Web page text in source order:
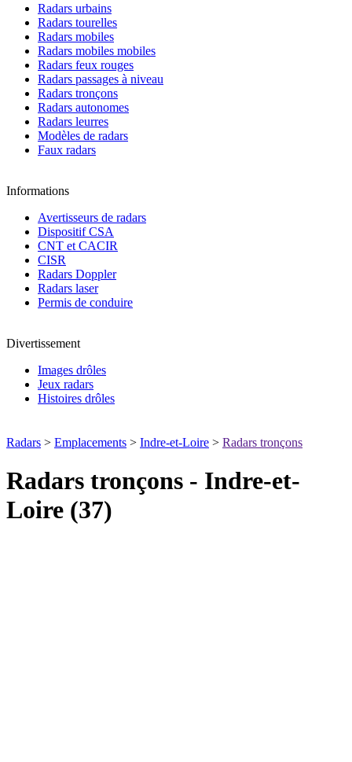
Radars urbains
Radars tourelles
Radars mobiles
Radars mobiles mobiles
Radars feux rouges
Radars passages à niveau
Radars tronçons
Radars autonomes
Radars leurres
Modèles de radars
Faux radars
Informations
Avertisseurs de radars
Dispositif CSA
CNT et CACIR
CISR
Radars Doppler
Radars laser
Permis de conduire
Divertissement
Images drôles
Jeux radars
Histoires drôles
Radars > Emplacements > Indre-et-Loire > Radars tronçons
Radars tronçons - Indre-et-
Loire (37)